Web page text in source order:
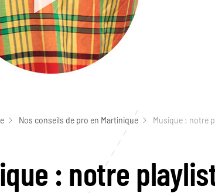
Nos conseils de pro en Martinique Musique : notre
: notre